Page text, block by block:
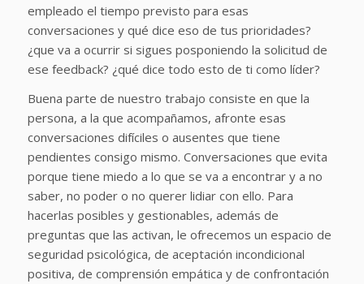
empleado el tiempo previsto para esas
conversaciones y qué dice eso de tus prioridades?
¿que va a ocurrir si sigues posponiendo la solicitud de
ese feedback? ¿qué dice todo esto de ti como líder?
Buena parte de nuestro trabajo consiste en que la
persona, a la que acompañamos, afronte esas
conversaciones difíciles o ausentes que tiene
pendientes consigo mismo. Conversaciones que evita
porque tiene miedo a lo que se va a encontrar y a no
saber, no poder o no querer lidiar con ello. Para
hacerlas posibles y gestionables, además de
preguntas que las activan, le ofrecemos un espacio de
seguridad psicológica, de aceptación incondicional
positiva, de comprensión empática y de confrontación